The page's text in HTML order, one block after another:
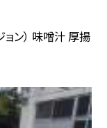
ン） 味噌汁 厚揚